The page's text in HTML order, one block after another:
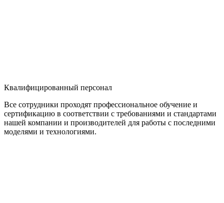
Квалифицированный персонал
Все сотрудники проходят профессиональное обучение и
сертификацию в соответствии с требованиями и стандартами
нашей компании и производителей для работы с последними
моделями и технологиями.